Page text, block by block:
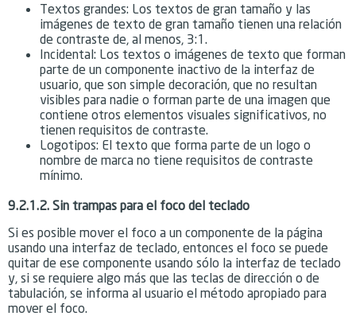
Textos grandes: Los textos de gran tamaño y las
imágenes de texto de gran tamaño tienen una relación
de contraste de, al menos, 3:1.
Incidental: Los textos o imágenes de texto que forman
parte de un componente inactivo de la interfaz de
usuario, que son simple decoración, que no resultan
visibles para nadie o forman parte de una imagen que
contiene otros elementos visuales significativos, no
tienen requisitos de contraste.
Logotipos: El texto que forma parte de un logo o
nombre de marca no tiene requisitos de contraste
mínimo.
9.2.1.2. Sin trampas para el foco del teclado
Si es posible mover el foco a un componente de la página
usando una interfaz de teclado, entonces el foco se puede
quitar de ese componente usando sólo la interfaz de teclado
y, si se requiere algo más que las teclas de dirección o de
tabulación, se informa al usuario el método apropiado para
mover el foco.